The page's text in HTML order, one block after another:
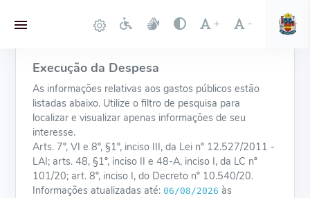
+ -
Execução da Despesa
As informações relativas aos gastos públicos estão
listadas abaixo. Utilize o filtro de pesquisa para
localizar e visualizar apenas informações de seu
interesse.
Arts. 7º, VI e 8º, §1º, inciso III, da Lei nº 12.527/2011 -
LAI; arts. 48, §1º, inciso II e 48-A, inciso I, da LC nº
101/20; art. 8º, inciso I, do Decreto nº 10.540/20.
Informações atualizadas até: 06/08/2026 às